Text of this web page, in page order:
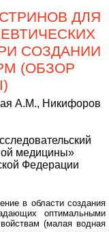
ДЛЯ
СОЗДАНИИ
(ОБЗОР
А.М., Никифоров
медицины»
Федерации
в области создания
оптимальными
(малая водная